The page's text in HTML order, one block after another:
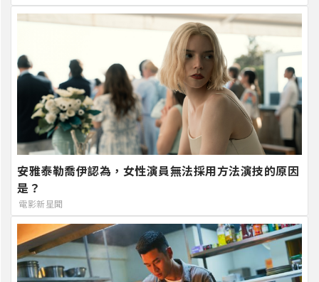
安雅泰勒喬伊認為，女性演員無法採用方法演技的原因
是？
電影新星聞